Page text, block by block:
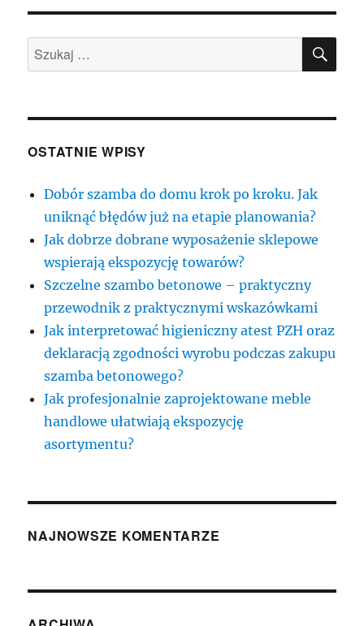
Szukaj:
OSTATNIE WPISY
Dobór szamba do domu krok po kroku. Jak
uniknąć błędów już na etapie planowania?
Jak dobrze dobrane wyposażenie sklepowe
wspierają ekspozycję towarów?
Szczelne szambo betonowe – praktyczny
przewodnik z praktycznymi wskazówkami
Jak interpretować higieniczny atest PZH oraz
deklaracją zgodności wyrobu podczas zakupu
szamba betonowego?
Jak profesjonalnie zaprojektowane meble
handlowe ułatwiają ekspozycję
asortymentu?
NAJNOWSZE KOMENTARZE